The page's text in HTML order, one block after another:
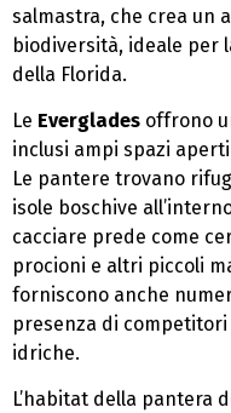
salmastra, che crea un
biodiversità, ideale per
della Florida.
Le Everglades offrono
inclusi ampi spazi
Le pantere trovano
isole boschive
cacciare prede come
procioni e altri piccoli
forniscono anche
presenza di
idriche.
L’habitat della pantera